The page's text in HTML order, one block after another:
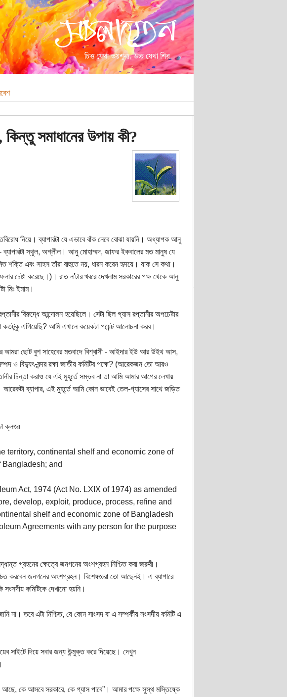
সমাধানের উপায় কী?
নিয়ে। ব্যাপারটা যে এভাবে বাঁক নেবে বোঝা যায়নি। অধ্যাপক আনু
স্থূল, অশ্লীল। আনু মোহাম্মদ, জাফর ইকবালের মত মানুষ যে
শক্তি এবং সাহস তাঁরা বাহুতে নয়, ধারন করেন হৃদয়ে। যাক সে কথা।
চেষ্টা করেছে।)। রাত ন'টার খবরে দেখলাম সরকারের পক্ষ থেকে আনু
মিঃ ইমাম।
বিরুদ্ধে আন্দোলন হয়েছিলে। সেটা ছিল গ্যাস রপ্তানীর অপচেষ্টার
এগিয়েছি? আমি এখানে কয়েকটা পয়েন্ট আলোচনা করব।
আমরা ছোট বুশ সাহেবের মতবাদে বিশ্বাসী - আইদার ইউ আর উইথ আস,
ও বিদ্যুৎ-বন্দর রক্ষা জাতীয় কমিটির পক্ষে? (আরেকজন তো আরও
চিন্তা করাও যে এই মুহূর্তে সম্ভব না তা আমি আমার আগের লেখায়
আরেকটা ব্যাপার, এই মুহূর্তে আমি কোন ভাবেই তেল-গ্যাসের সাথে জড়িত
ক্লজঃ
territory, continental shelf and economic zone of
and
Act, 1974 (Act No. LXIX of 1974) as amended
develop, exploit, produce, process, refine and
shelf and economic zone of Bangladesh
Agreements with any person for the purpose
গ্রহনের ক্ষেত্রে জনগনের অংশগ্রহন নিশ্চিত করা জরুরী।
করবেন জনগনের অংশগ্রহন। বিশেষজ্ঞরা তো আছেনই। এ ব্যাপারে
কমিটিকে দেখানো হয়নি।
তবে এটা নিশ্চিত, যে কোন সাংসদ বা এ সম্পর্কীয় সংসদীয় কমিটি এ
সাইটে দিয়ে সবার জন্য উন্মুক্ত করে দিয়েছে। দেখুন
কে আসবে সরকারে, কে গ্যাস পাবে”। আমার পক্ষে সুস্থ মস্তিষ্কে